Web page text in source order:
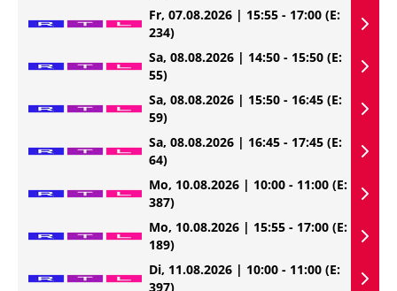
Fr, 07.08.2026 | 15:55 - 17:00 (E:
234)
Sa, 08.08.2026 | 14:50 - 15:50 (E:
55)
Sa, 08.08.2026 | 15:50 - 16:45 (E:
59)
Sa, 08.08.2026 | 16:45 - 17:45 (E:
64)
Mo, 10.08.2026 | 10:00 - 11:00 (E:
387)
Mo, 10.08.2026 | 15:55 - 17:00 (E:
189)
Di, 11.08.2026 | 10:00 - 11:00 (E:
397)